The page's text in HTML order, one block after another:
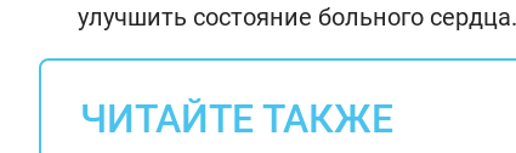
улучшить состояние больного сердца.
ЧИТАЙТЕ ТАКЖЕ